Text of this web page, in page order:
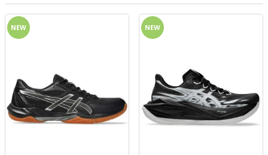
NEW NEW